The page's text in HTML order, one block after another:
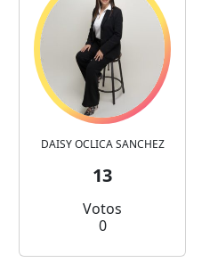
DAISY OCLICA SANCHEZ
13
Votos
0